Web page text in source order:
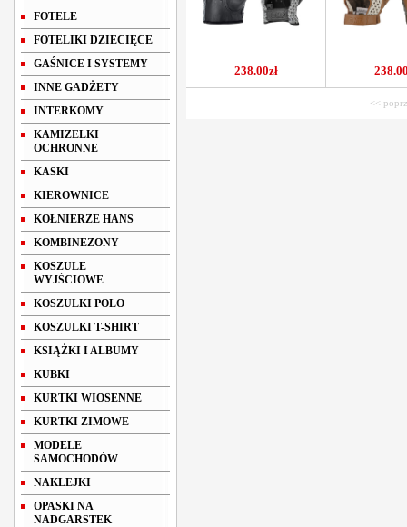
FOTELE
FOTELIKI DZIECIĘCE
GAŚNICE I SYSTEMY
INNE GADŻETY
INTERKOMY
KAMIZELKI
OCHRONNE
KASKI
KIEROWNICE
KOŁNIERZE HANS
KOMBINEZONY
KOSZULE
WYJŚCIOWE
KOSZULKI POLO
KOSZULKI T-SHIRT
KSIĄŻKI I ALBUMY
KUBKI
KURTKI WIOSENNE
KURTKI ZIMOWE
MODELE
SAMOCHODÓW
NAKLEJKI
OPASKI NA
NADGARSTEK
238.00zł
<<